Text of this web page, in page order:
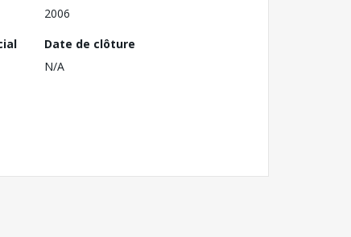
2006
Date de clôture
N/A